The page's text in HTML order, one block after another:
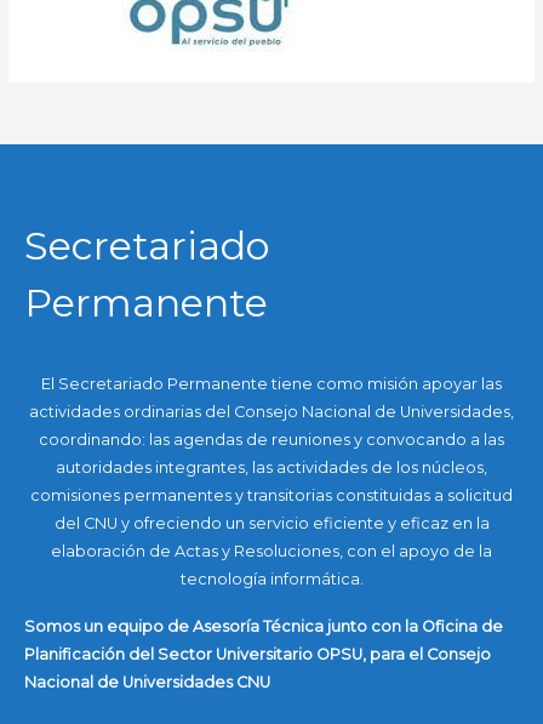
Secretariado
Permanente
El Secretariado Permanente tiene como misión apoyar las
actividades ordinarias del Consejo Nacional de Universidades,
coordinando: las agendas de reuniones y convocando a las
autoridades integrantes, las actividades de los núcleos,
comisiones permanentes y transitorias constituidas a solicitud
del CNU y ofreciendo un servicio eficiente y eficaz en la
elaboración de Actas y Resoluciones, con el apoyo de la
tecnología informática.
Somos un equipo de Asesoría Técnica junto con la Oficina de
Planificación del Sector Universitario OPSU, para el Consejo
Nacional de Universidades CNU